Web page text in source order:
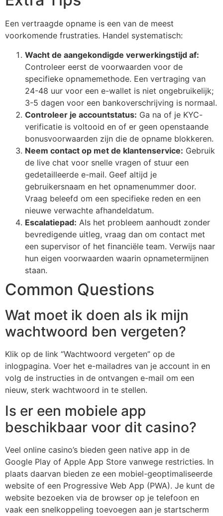
Een vertraagde opname is een van de meest
voorkomende frustraties. Handel systematisch:
Wacht de aangekondigde verwerkingstijd af:
Controleer eerst de voorwaarden voor de
specifieke opnamemethode. Een vertraging van
24-48 uur voor een e-wallet is niet ongebruikelijk;
3-5 dagen voor een bankoverschrijving is normaal.
Controleer je accountstatus: Ga na of je KYC-
verificatie is voltooid en of er geen openstaande
bonusvoorwaarden zijn die de opname blokkeren.
Neem contact op met de klantenservice: Gebruik
de live chat voor snelle vragen of stuur een
gedetailleerde e-mail. Geef altijd je
gebruikersnaam en het opnamenummer door.
Vraag beleefd om een specifieke reden en een
nieuwe verwachte afhandeldatum.
Escalatiepad: Als het probleem aanhoudt zonder
bevredigende uitleg, vraag dan om contact met
een supervisor of het financiële team. Verwijs naar
hun eigen voorwaarden waarin opnametermijnen
staan.
Common Questions
Wat moet ik doen als ik mijn
wachtwoord ben vergeten?
Klik op de link “Wachtwoord vergeten” op de
inlogpagina. Voer het e-mailadres van je account in en
volg de instructies in de ontvangen e-mail om een
nieuw, sterk wachtwoord in te stellen.
Is er een mobiele app
beschikbaar voor dit casino?
Veel online casino’s bieden geen native app in de
Google Play of Apple App Store vanwege restricties. In
plaats daarvan bieden ze een mobiel-geoptimaliseerde
website of een Progressive Web App (PWA). Je kunt de
website bezoeken via de browser op je telefoon en
vaak een snelkoppeling toevoegen aan je startscherm